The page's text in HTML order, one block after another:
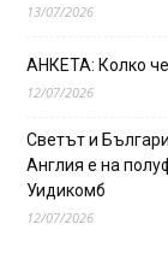
13/07/2026
АНКЕТА: Колко
12/07/2026
Светът и
Англия е на
Уидикомб
12/07/2026